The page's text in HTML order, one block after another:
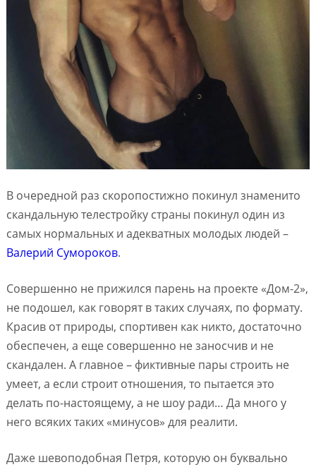
В очередной раз скоропостижно покинул знаменито
скандальную телестройку страны покинул один из
самых нормальных и адекватных молодых людей –
Валерий Сумороков.
Совершенно не прижился парень на проекте «Дом-2»,
не подошел, как говорят в таких случаях, по формату.
Красив от природы, спортивен как никто, достаточно
обеспечен, а еще совершенно не заносчив и не
скандален. А главное – фиктивные пары строить не
умеет, а если строит отношения, то пытается это
делать по-настоящему, а не шоу ради… Да много у
него всяких таких «минусов» для реалити.
Даже шевоподобная Петря, которую он буквально